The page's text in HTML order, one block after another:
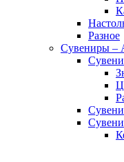
Разное
Сувениры –